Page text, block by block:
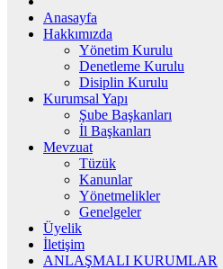
Anasayfa
Hakkımızda
Yönetim Kurulu
Denetleme Kurulu
Disiplin Kurulu
Kurumsal Yapı
Şube Başkanları
İl Başkanları
Mevzuat
Tüzük
Kanunlar
Yönetmelikler
Genelgeler
Üyelik
İletişim
ANLAŞMALI KURUMLAR